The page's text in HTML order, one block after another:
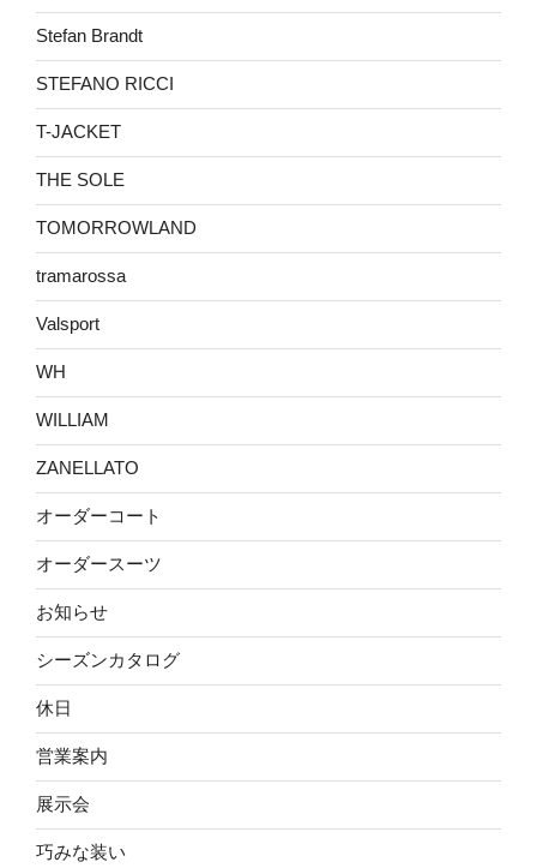
Stefan Brandt
STEFANO RICCI
T-JACKET
THE SOLE
TOMORROWLAND
tramarossa
Valsport
WH
WILLIAM
ZANELLATO
オーダーコート
オーダースーツ
お知らせ
シーズンカタログ
休日
営業案内
展示会
巧みな装い